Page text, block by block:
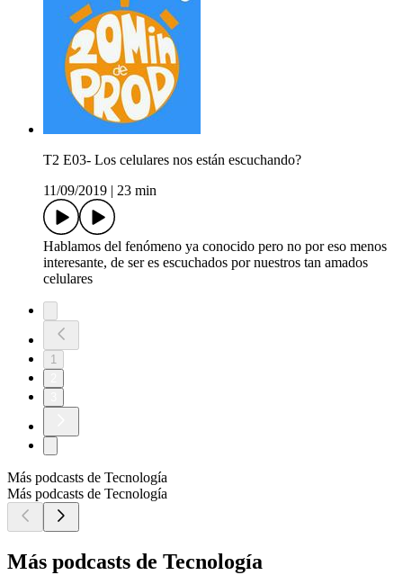
T2 E03- Los celulares nos están escuchando?
11/09/2019
23 min
Hablamos del fenómeno ya conocido pero no por eso menos
interesante, de ser es escuchados por nuestros tan amados
celulares
1
Más podcasts de Tecnología
Más podcasts de Tecnología
Más podcasts de Tecnología